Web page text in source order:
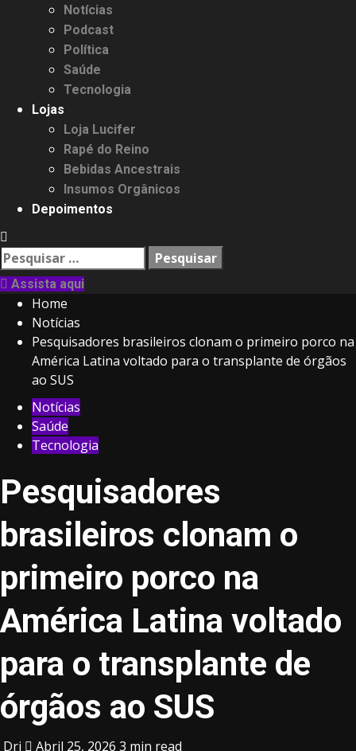
Notícias
Podcast
Política
Saúde
Tecnologia
Lojas
Loja Lucifer
Rapé do Reino
Bebidas Ancestrais
Insumos Orgânicos
Depoimentos
Pesquisar
por:
Assista aqui
Home
Notícias
Pesquisadores brasileiros clonam o primeiro porco na
América Latina voltado para o transplante de órgãos
ao SUS
Notícias
Saúde
Tecnologia
Pesquisadores
brasileiros clonam o
primeiro porco na
América Latina voltado
para o transplante de
órgãos ao SUS
Dri Abril 25, 2026 3 min read